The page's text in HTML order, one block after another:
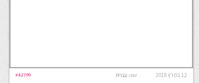
12 במרץ 2018 #42799 שפה: עברית